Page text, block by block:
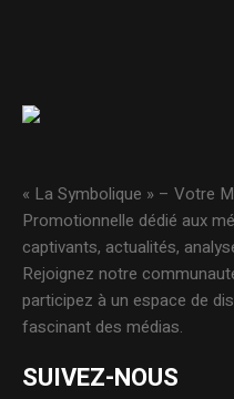
« La Symbolique » – Votre
Promotionnelle dédié aux
captivants, actualités,
Rejoignez notre
participez à un espace de
fascinant des médias.
SUIVEZ-NOUS